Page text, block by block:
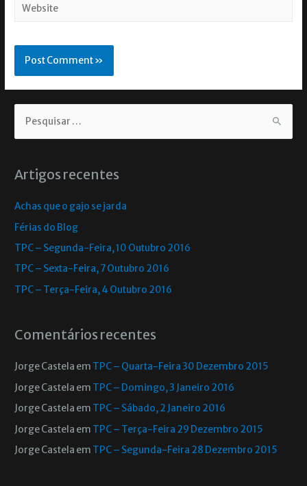
Artigos recentes
Achas que o gajo se jarda
Férias do Blog
TPC – Segunda-Feira, 10 Outubro 2016
TPC – Sexta-Feira, 7 Outubro 2016
TPC – Terça-Feira, 4 Outubro 2016
Comentários recentes
Jorge Castela em TPC – Quarta-Feira 30 Dezembro 2015
Jorge Castela em TPC – Domingo, 3 Janeiro 2016
Jorge Castela em TPC – Sábado, 2 Janeiro 2016
Jorge Castela em TPC – Terça-Feira 29 Dezembro 2015
Jorge Castela em TPC – Segunda-Feira 28 Dezembro 2015